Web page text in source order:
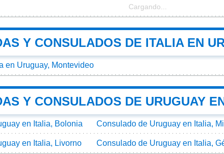
Cargando...
Y CONSULADOS DE ITALIA EN
en Uruguay, Montevideo
Y CONSULADOS DE URUGUAY
en Italia, Bolonia Consulado de Uruguay en Italia,
en Italia, Livorno Consulado de Uruguay en Italia,